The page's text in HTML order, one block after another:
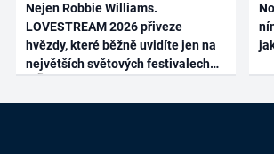
Nejen Robbie Williams.
LOVESTREAM 2026 přiveze
hvězdy, které běžně uvidíte jen na
největších světových festivalech